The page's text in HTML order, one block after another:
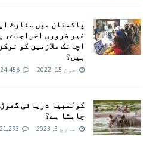
پاکستان میں سٹارٹ
غیر ضروری اخراجات،
اچانک ملازمین کو
ہیں؟
جون 15, 2022 24,456
کولمبیا دریائی
چاہتا ہے؟
مارچ 3, 2023 21,293